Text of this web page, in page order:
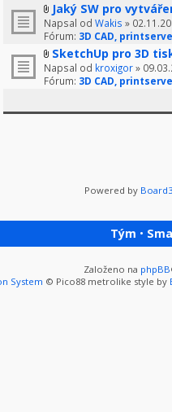
Jaký SW pro
Napsal od Wakis »
Fórum: 3D CAD,
SketchUp pro 3D
Napsal od kroxigor»
Fórum: 3D CAD,
Powered by
Tým •
Založeno na phpBB
System © Pico88 metrolike style by